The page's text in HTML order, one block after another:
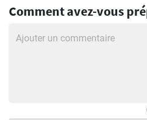
Comment avez-vous